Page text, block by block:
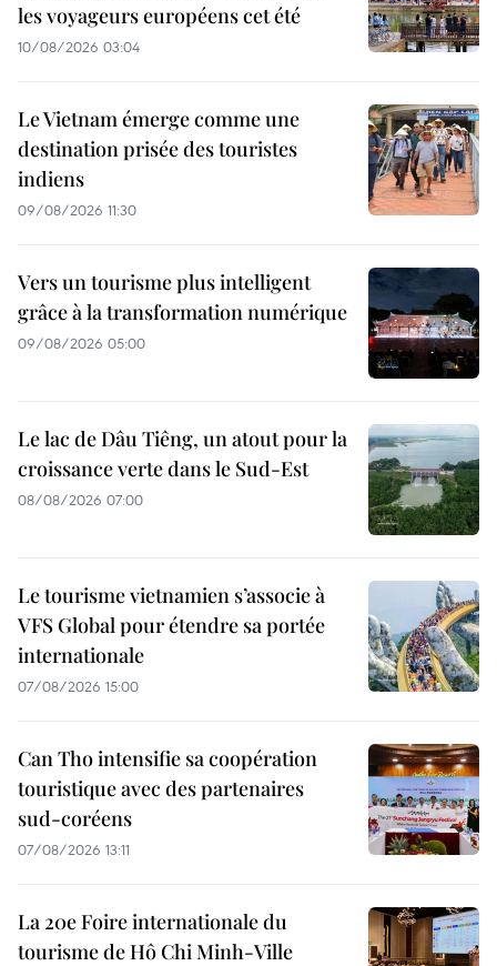
les voyageurs européens cet été
10/08/2026 03:04
Le Vietnam émerge comme une
destination prisée des touristes
indiens
09/08/2026 11:30
Vers un tourisme plus intelligent
grâce à la transformation numérique
09/08/2026 05:00
Le lac de Dâu Tiêng, un atout pour la
croissance verte dans le Sud-Est
08/08/2026 07:00
Le tourisme vietnamien s’associe à
VFS Global pour étendre sa portée
internationale
07/08/2026 15:00
Can Tho intensifie sa coopération
touristique avec des partenaires
sud-coréens
07/08/2026 13:11
La 20e Foire internationale du
tourisme de Hô Chi Minh-Ville